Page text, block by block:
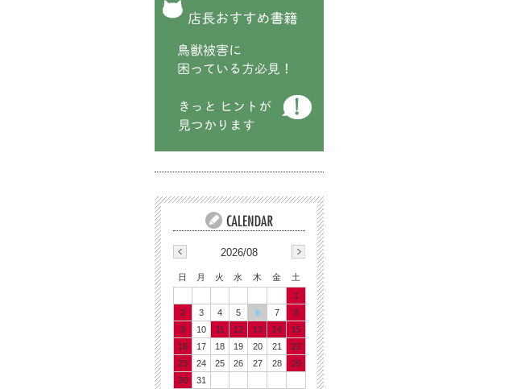
2026/08
日 月 火 水 木 金
土
1
2
3 4 5 6 7
8
9
10 11 12 13 14
15
16
17 18 19 20 21
22
23
24 25 26 27 28
29
30
31